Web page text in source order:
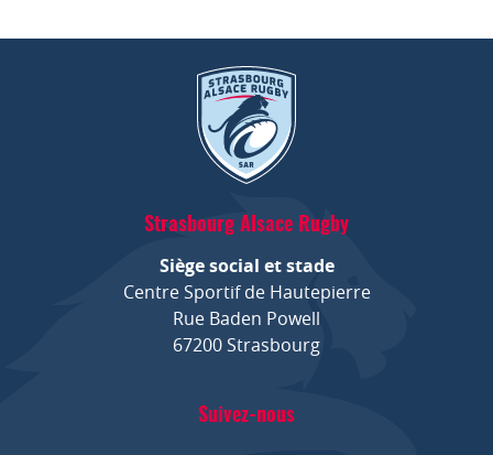
Strasbourg Alsace Rugby
Siège social et stade
Centre Sportif de Hautepierre
Rue Baden Powell
67200 Strasbourg
Suivez-nous